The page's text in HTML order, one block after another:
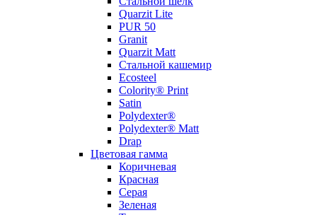
Quarzit Lite
PUR 50
Granit
Quarzit Matt
Стальной кашемир
Ecosteel
Colority® Print
Satin
Polydexter®
Polydexter® Matt
Drap
Цветовая гамма
Коричневая
Красная
Серая
Зеленая